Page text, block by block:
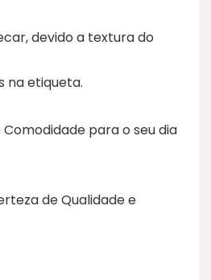
devido a textura do
na etiqueta.
para o seu dia
de Qualidade e